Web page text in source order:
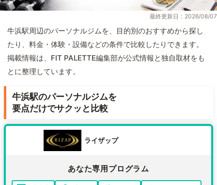
最終更新日：2026/08/07
牛浜駅周辺のパーソナルジムを、目的別のおすすめから探し
たり、料金・体験・設備などの条件で比較したりできます。
掲載情報は、FIT PALETTE編集部が公式情報と独自取材をも
とに整理しています。
牛浜駅のパーソナルジムを
要点だけでサクッと比較
ライザップ
あなた専用プログラム